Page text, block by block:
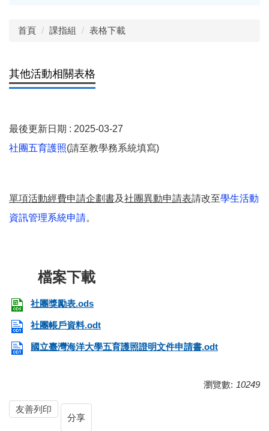
首頁 課指組 表格下載
其他活動相關表格
最後更新日期 : 2025-03-27
社團五育護照(請至教學務系統填寫)
單項活動經費申請企劃書及社團異動申請表請改至學生活動
資訊管理系統申請。
社團獎勵表.ods
社團帳戶資料.odt
國立臺灣海洋大學五育護照證明文件申請書.odt
瀏覽數: 10249
友善列印
分享